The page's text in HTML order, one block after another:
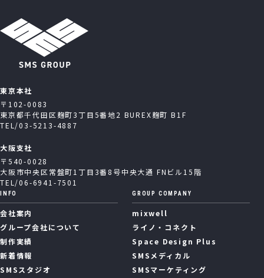
東京本社
〒102-0083
東京都千代田区麹町3丁目5番地2 BUREX麹町 B1F
TEL/03-5213-4887
大阪支社
〒540-0028
大阪市中央区常盤町1丁目3番8号中央大通 FNビル15階
TEL/06-6941-7501
INFO
会社案内
グループ会社について
制作実績
新着情報
SMSスタジオ
GROUP COMPANY
mixwell
ライノ・コネクト
Space Design Plus
SMSメディカル
SMSマーケティング